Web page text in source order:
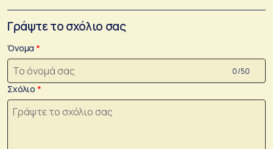
Γράψτε το σχόλιο σας
Όνομα
0 /50
Σχόλιο